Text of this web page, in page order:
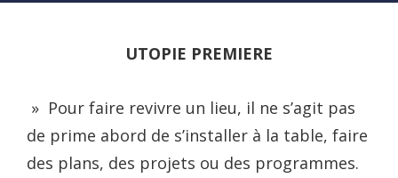
UTOPIE PREMIERE
» Pour faire revivre un lieu, il ne s’agit pas
de prime abord de s’installer à la table, faire
des plans, des projets ou des programmes.